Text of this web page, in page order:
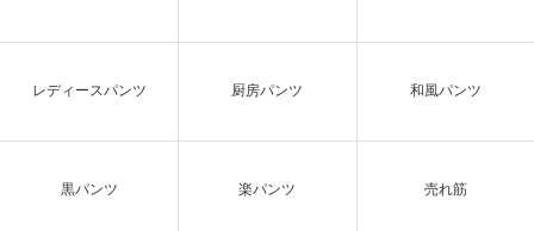
レディースパンツ 厨房パンツ 和風パンツ
黒パンツ 楽パンツ 売れ筋